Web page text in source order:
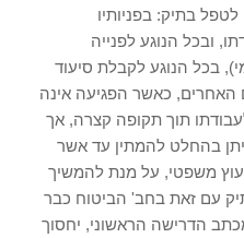
בתיק: בפניותיו
ובכל הנוגע לפנייה
בכל הנוגע לקבלת סיעוד
האחרים, כאשר הפגיעה אינה
תוך תקופה קצרה, אך
בהחלט להמתין עד אשר
משפטי, על מנת להמשיך
עם זאת בחב' הביטוח כבר
הדרישה הראשוני, יחסוך